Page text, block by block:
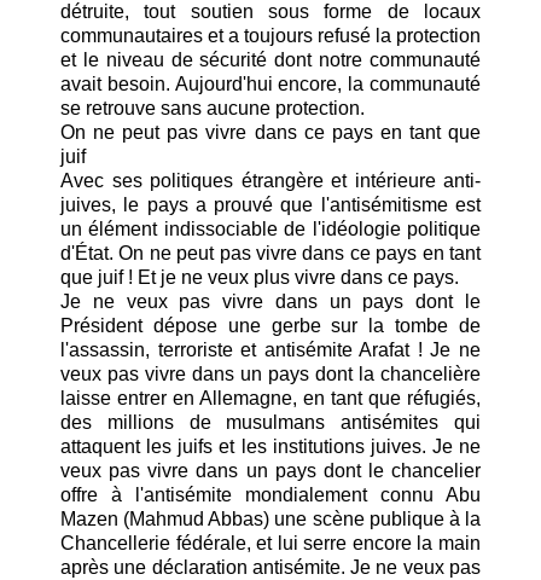
détruite, tout soutien sous forme de locaux
communautaires et a toujours refusé la protection
et le niveau de sécurité dont notre communauté
avait besoin. Aujourd'hui encore, la communauté
se retrouve sans aucune protection.
On ne peut pas vivre dans ce pays en tant que
juif
Avec ses politiques étrangère et intérieure anti-
juives, le pays a prouvé que l'antisémitisme est
un élément indissociable de l'idéologie politique
d'État. On ne peut pas vivre dans ce pays en tant
que juif ! Et je ne veux plus vivre dans ce pays.
Je ne veux pas vivre dans un pays dont le
Président dépose une gerbe sur la tombe de
l'assassin, terroriste et antisémite Arafat ! Je ne
veux pas vivre dans un pays dont la chancelière
laisse entrer en Allemagne, en tant que réfugiés,
des millions de musulmans antisémites qui
attaquent les juifs et les institutions juives. Je ne
veux pas vivre dans un pays dont le chancelier
offre à l'antisémite mondialement connu Abu
Mazen (Mahmud Abbas) une scène publique à la
Chancellerie fédérale, et lui serre encore la main
après une déclaration antisémite. Je ne veux pas